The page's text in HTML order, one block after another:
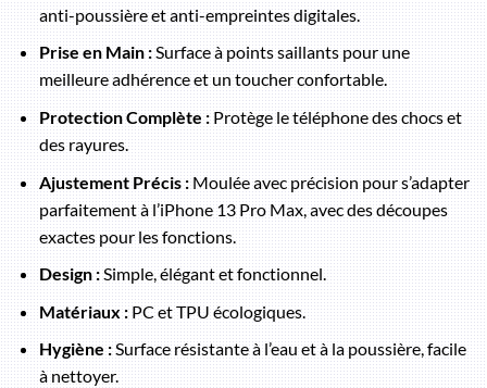
anti-poussière et anti-empreintes digitales.
Prise en Main :Surface à points saillants pour une
meilleure adhérence et un toucher confortable.
Protection Complète :Protège le téléphone des chocs et
des rayures.
Ajustement Précis :Moulée avec précision pour s’adapter
parfaitement à l’iPhone 13 Pro Max, avec des découpes
exactes pour les fonctions.
Design :Simple, élégant et fonctionnel.
Matériaux :PC et TPU écologiques.
Hygiène :Surface résistante à l’eau et à la poussière, facile
à nettoyer.